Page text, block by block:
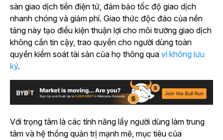
sàn giao dịch tiền điện tử, đảm bảo tốc độ giao dịch
nhanh chóng và giảm phí. Giao thức độc đáo của nền
tảng này tạo điều kiện thuận lợi cho môi trường giao dịch
không cần tin cậy, trao quyền cho người dùng toàn
quyền kiểm soát tài sản của họ thông qua ví không lưu
ký.
Với trọng tâm là các tính năng lấy người dùng làm trung
tâm và hệ thống quản trị mạnh mẽ, mục tiêu của